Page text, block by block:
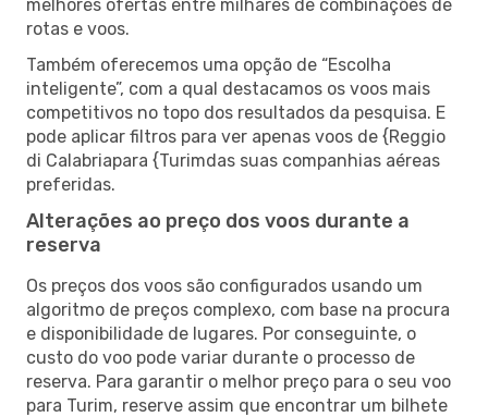
melhores ofertas entre milhares de combinações de
rotas e voos.
Também oferecemos uma opção de “Escolha
inteligente”, com a qual destacamos os voos mais
competitivos no topo dos resultados da pesquisa. E
pode aplicar filtros para ver apenas voos de {Reggio
di Calabriapara {Turimdas suas companhias aéreas
preferidas.
Alterações ao preço dos voos durante a
reserva
Os preços dos voos são configurados usando um
algoritmo de preços complexo, com base na procura
e disponibilidade de lugares. Por conseguinte, o
custo do voo pode variar durante o processo de
reserva. Para garantir o melhor preço para o seu voo
para Turim, reserve assim que encontrar um bilhete